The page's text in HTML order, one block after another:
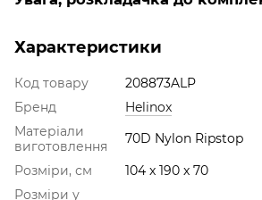
Характеристики
Код товару
208873ALP
Бренд
Helinox
Матеріали
виготовлення
70D Nylon Ripstop
Розміри, см
104 x 190 x 70
Розміри у